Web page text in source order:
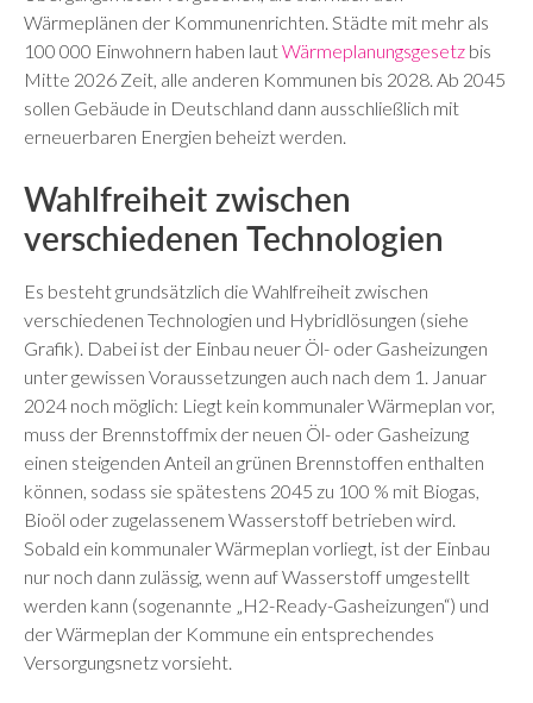
Wärmeplänen der Kommunenrichten. Städte mit mehr als
100 000 Einwohnern haben lautWärmeplanungsgesetz bis
Mitte 2026 Zeit, alle anderen Kommunen bis 2028. Ab 2045
sollen Gebäude in Deutschland dann ausschließlich mit
erneuerbaren Energien beheizt werden.
Wahlfreiheit zwischen
verschiedenen Technologien
Es besteht grundsätzlich die Wahlfreiheit zwischen
verschiedenen Technologien und Hybridlösungen (siehe
Grafik). Dabei ist der Einbau neuer Öl- oder Gasheizungen
unter gewissen Voraussetzungen auch nach dem 1. Januar
2024 noch möglich: Liegt kein kommunaler Wärmeplan vor,
muss der Brennstoffmix der neuen Öl- oder Gasheizung
einen steigenden Anteil an grünen Brennstoffen enthalten
können, sodass sie spätestens 2045 zu 100 % mit Biogas,
Bioöl oder zugelassenem Wasserstoff betrieben wird.
Sobald ein kommunaler Wärmeplan vorliegt, ist der Einbau
nur noch dann zulässig, wenn auf Wasserstoff umgestellt
werden kann (sogenannte „H2-Ready-Gasheizungen“) und
der Wärmeplan der Kommune ein entsprechendes
Versorgungsnetz vorsieht.